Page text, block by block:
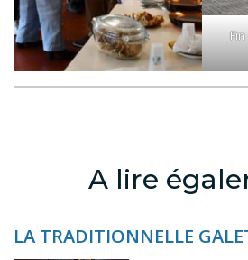
A lire
LA TRADITIONNELLE